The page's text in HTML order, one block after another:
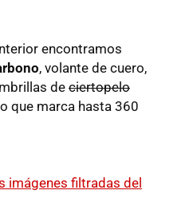
encontramos
, volante de cuero,
de ciertopelo
que marca hasta 360
imágenes filtradas del